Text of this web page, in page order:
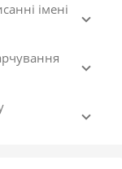
імені